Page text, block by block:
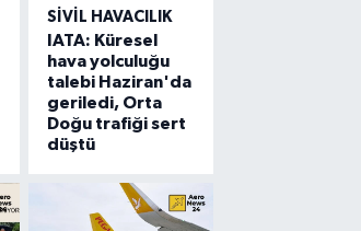
SIVIL HAVACILIK
IATA: Küresel
hava yolculuğu
talebi Haziran'da
geriledi, Orta
Doğu trafiği sert
düştü